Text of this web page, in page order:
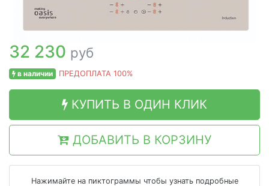
32 230 руб
в наличии ПРЕДОПЛАТА 100%
КУПИТЬ В ОДИН КЛИК
ДОБАВИТЬ В КОРЗИНУ
Нажимайте на пиктограммы чтобы узнать подробные